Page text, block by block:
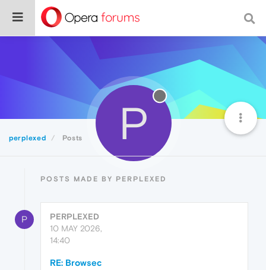
perplexed Posts P
POSTS MADE BY PERPLEXED
P
PERPLEXED
10 MAY 2026,
14:40
RE: Browsec